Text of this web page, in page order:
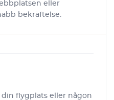
eller
bekräftelse.
flygplats eller någon